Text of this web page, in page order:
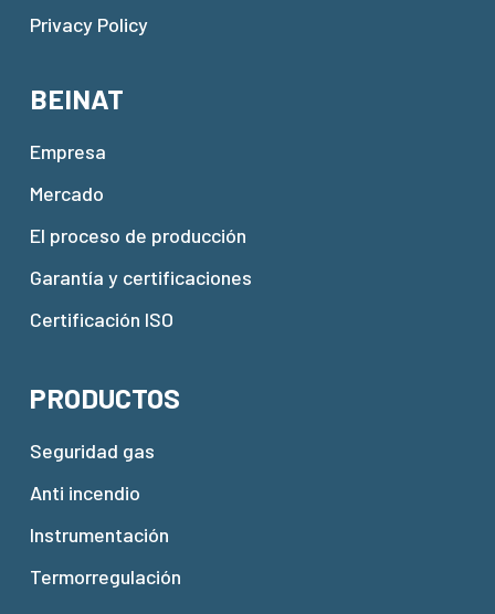
Privacy Policy
BEINAT
Empresa
Mercado
El proceso de producción
Garantía y certificaciones
Certificación ISO
PRODUCTOS
Seguridad gas
Anti incendio
Instrumentación
Termorregulación